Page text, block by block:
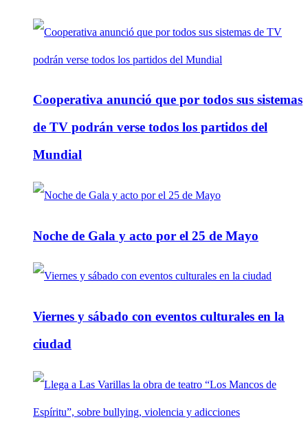
Cooperativa anunció que por todos sus sistemas
de TV podrán verse todos los partidos del
Mundial
Noche de Gala y acto por el 25 de Mayo
Viernes y sábado con eventos culturales en la
ciudad